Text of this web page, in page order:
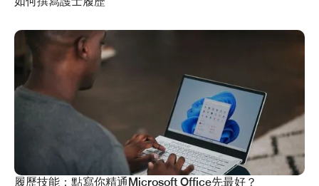
履歷技能：點寫你精通Microsoft Office先最好？